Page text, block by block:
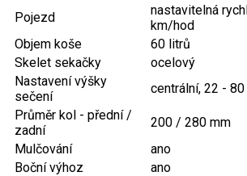
Elektrické pily
Jednoruční pily
Vyvětvovací pily
AKU zahradní technika
Pojezd
nastavitelná
km/hod
Objem koše
60 litrů
Skelet sekačky
ocelový
Nastavení výšky
sečení
centrální, 22 -
Průměr kol - přední /
zadní
200 / 280 mm
Mulčování
ano
Boční výhoz
ano